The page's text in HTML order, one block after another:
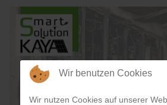
Wir benutzen Cookies
Wir nutzen Cookies auf unserer